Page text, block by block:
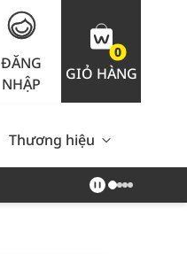
ĐĂNG
NHẬP
0
GIỎ HÀNG
Nam Giới Chăm Sóc
Thương hiệu